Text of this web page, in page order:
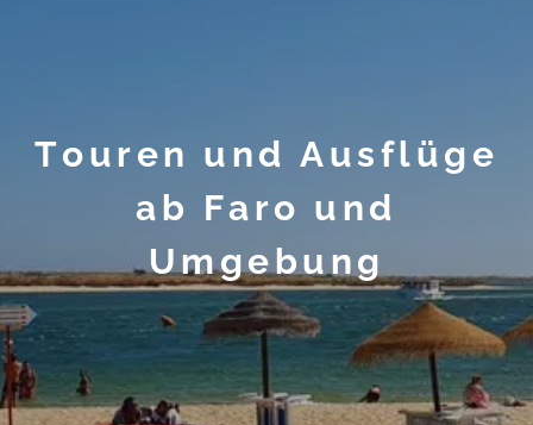
Touren und Ausflüge
ab Faro und
Umgebung